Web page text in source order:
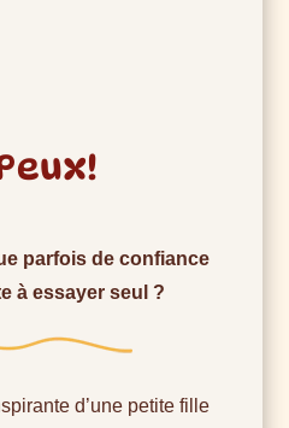
parfois de confiance
à essayer seul ?
d’une petite fille